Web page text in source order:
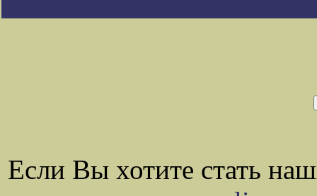
Если Вы хотите стать